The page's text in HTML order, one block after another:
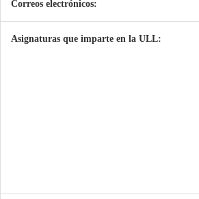
Correos electrónicos:
Asignaturas que imparte en la ULL: